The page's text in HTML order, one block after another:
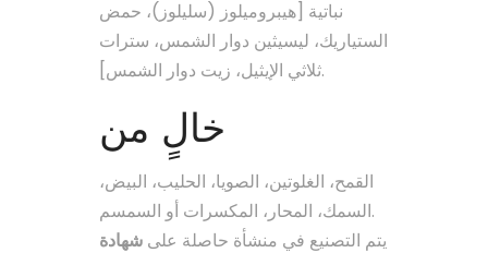
نباتية [هيبروميلوز (سليلوز)، حمض
الستياريك، ليسيثين دوار الشمس، سترات
ثلاثي الإيثيل، زيت دوار الشمس].
خالٍ من
القمح، الغلوتين، الصويا، الحليب، البيض،
السمك، المحار، المكسرات أو السمسم.
يتم التصنيع في منشأة حاصلة على شهادة